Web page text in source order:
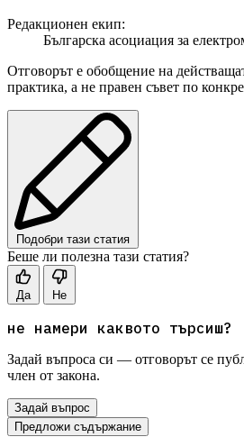
Редакционен екип:
Българска асоциация за
Отговорът е обобщение на
практика, а не правен съвет по
Подобри тази статия
Беше ли полезна тази статия?
Да Не
не намери каквото търсиш?
Задай въпроса си — отговорът се
член от закона.
Задай въпрос
Предложи съдържание